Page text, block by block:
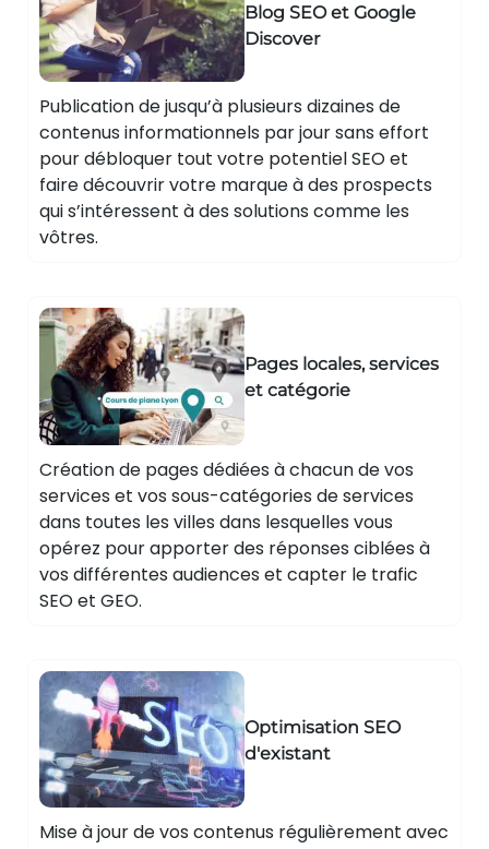
Blog SEO et Google
Discover
Publication de jusqu’à plusieurs dizaines de
contenus informationnels par jour sans effort
pour débloquer tout votre potentiel SEO et
faire découvrir votre marque à des prospects
qui s’intéressent à des solutions comme les
vôtres.
Pages locales, services
et catégorie
Création de pages dédiées à chacun de vos
services et vos sous-catégories de services
dans toutes les villes dans lesquelles vous
opérez pour apporter des réponses ciblées à
vos différentes audiences et capter le trafic
SEO et GEO.
Optimisation SEO
d'existant
Mise à jour de vos contenus régulièrement avec